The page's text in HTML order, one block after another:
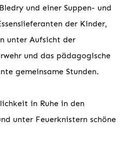
und einer Suppen- und
der Kinder,
unter Aufsicht der
und das pädagogische
gemeinsame Stunden.
in Ruhe in den
unter Feuerknistern schöne